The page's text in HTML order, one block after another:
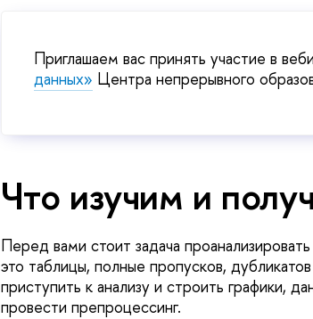
Приглашаем вас принять участие в
данных» Центра непрерывного
Что изучим и
Перед вами стоит задача
это таблицы, полные пропусков,
приступить к анализу и строить графики,
провести препроцессинг.